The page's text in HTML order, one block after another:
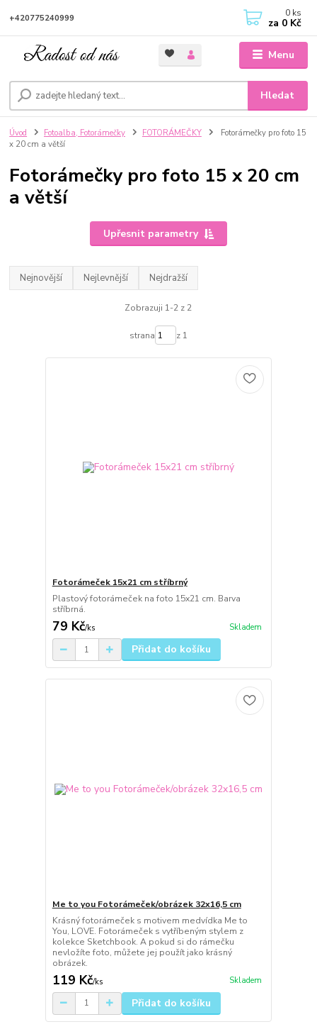
Menu
Hledat
+420775240999 0 ks
za 0 Kč
Úvod Fotoalba, Fotorámečky FOTORÁMEČKY
Fotorámečky pro foto 15
x 20 cm a větší
Fotorámečky pro foto 15 x 20 cm
a větší
Upřesnit parametry
Nejnovější Nejlevnější Nejdražší
Zobrazuji 1-2 z 2
strana z 1
Fotorámeček 15x21 cm stříbrný
Plastový fotorámeček na foto 15x21 cm. Barva
stříbrná.
79 Kč/ks Skladem
Přidat do košíku
Me to you Fotorámeček/obrázek 32x16,5 cm
Krásný fotorámeček s motivem medvídka Me to
You, LOVE. Fotorámeček s vytříbeným stylem z
kolekce Sketchbook. A pokud si do rámečku
nevložíte foto, můžete jej použít jako krásný
obrázek.
119 Kč/ks Skladem
Přidat do košíku